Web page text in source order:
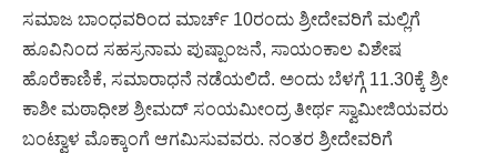
ಸಮಾಜ ಬಾಂಧವರಿಂದ ಮಾರ್ಚ್ 10ರಂದು ಶ್ರೀದೇವರಿಗೆ ಮಲ್ಲಿಗೆ
ಹೂವಿನಿಂದ ಸಹಸ್ರನಾಮ ಪುಷ್ಪಾಂಜನೆ, ಸಾಯಂಕಾಲ ವಿಶೇಷ
ಹೊರೆಕಾಣಿಕೆ, ಸಮಾರಾಧನೆ ನಡೆಯಲಿದೆ. ಅಂದು ಬೆಳಗ್ಗೆ 11.30ಕ್ಕೆ ಶ್ರೀ
ಕಾಶೀ ಮಠಾಧೀಶ ಶ್ರೀಮದ್ ಸಂಯಮೀಂದ್ರ ತೀರ್ಥ ಸ್ವಾಮೀಜಿಯವರು
ಬಂಟ್ವಾಳ ಮೊಕ್ಕಾಂಗೆ ಆಗಮಿಸುವವರು. ನಂತರ ಶ್ರೀದೇವರಿಗೆ